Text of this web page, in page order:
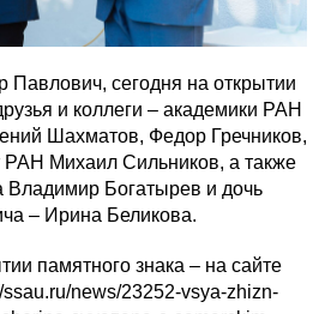
сегодня на открытии
и коллеги – академики РАН
Шахматов, Федор Гречников,
РАН Михаил Сильников, а также
Владимир Богатырев и дочь
– Ирина Беликова.
памятного знака – на сайте
ssau.ru/news/23252-vsya-zhizn-